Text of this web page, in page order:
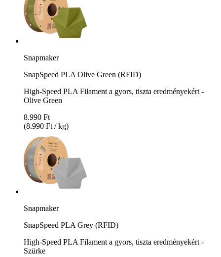
Snapmaker
SnapSpeed PLA Olive Green (RFID)
High-Speed PLA Filament a gyors, tiszta eredményekért -
Olive Green
8.990 Ft
(8.990 Ft / kg)
Snapmaker
SnapSpeed PLA Grey (RFID)
High-Speed PLA Filament a gyors, tiszta eredményekért -
Szürke